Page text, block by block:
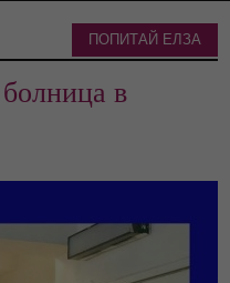
в
ПОПИТАЙ ЕЛЗА